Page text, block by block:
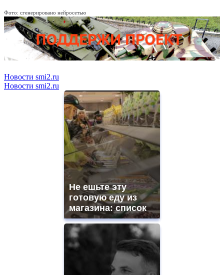
Фото: сгенерировано нейросетью
Новости smi2.ru
Новости smi2.ru
Не ешьте эту
готовую еду из
магазина: список